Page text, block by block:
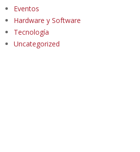
Eventos
Hardware y Software
Tecnología
Uncategorized